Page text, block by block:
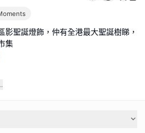
影聖誕燈飾，仲有全港最大聖誕樹睇，